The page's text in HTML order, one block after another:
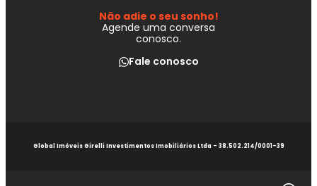
Não adie o seu sonho!
Agende uma conversa
conosco.
Fale conosco
Global Imóveis Girelli Investimentos Imobiliários Ltda - 38.502.214/0001-39